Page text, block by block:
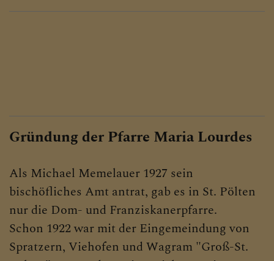
Gründung der Pfarre Maria Lourdes
Als Michael Memelauer 1927 sein
bischöfliches Amt antrat, gab es in St. Pölten
nur die Dom- und Franziskanerpfarre.
Schon 1922 war mit der Eingemeindung von
Spratzern, Viehofen und Wagram "Groß-St.